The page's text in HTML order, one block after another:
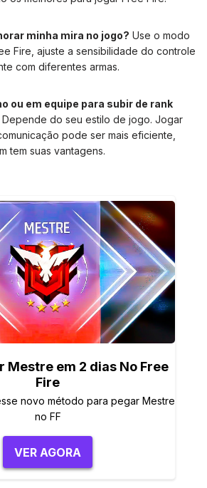
minha mira no jogo? Use o modo
Fire, ajuste a sensibilidade do controle
com diferentes armas.
ou em equipe para subir de rank
Depende do seu estilo de jogo. Jogar
pode ser mais eficiente,
tem suas vantagens.
Mestre em 2 dias No Free
Fire
novo método para pegar Mestre
no FF
VER AGORA